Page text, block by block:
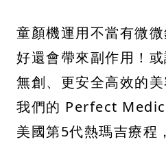
童顏機運用不當有微
好還會帶來副作用！
無創、更安全高效的
我們的 Perfect
美國第5代熱瑪吉療程